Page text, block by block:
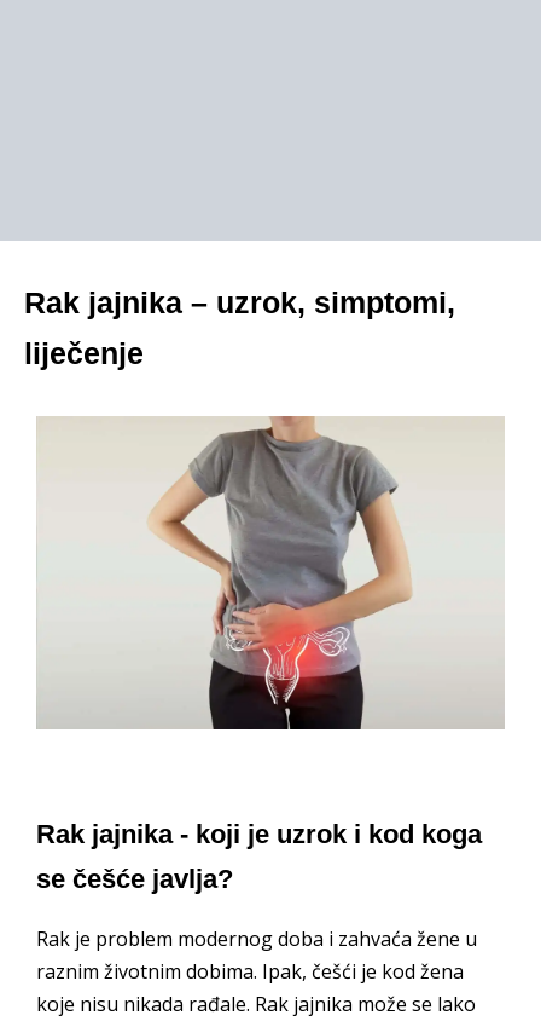
Rak jajnika – uzrok, simptomi,
liječenje
Rak jajnika - koji je uzrok i kod koga
se češće javlja?
Rak je problem modernog doba i zahvaća žene u
raznim životnim dobima. Ipak, češći je kod žena
koje nisu nikada rađale. Rak jajnika može se lako